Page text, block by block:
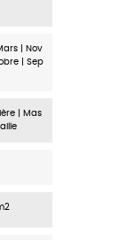
| Nov
| Sep
| Mas